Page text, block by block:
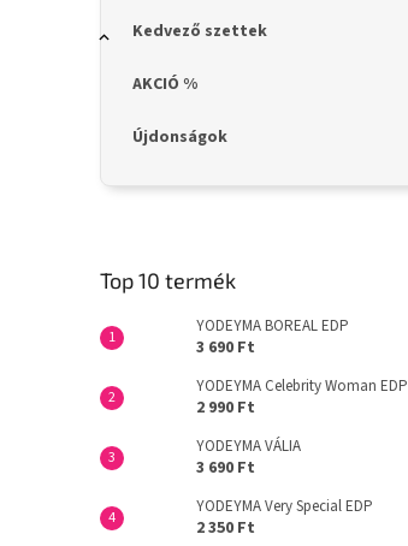
Kedvező szettek
AKCIÓ %
Újdonságok
Top 10 termék
YODEYMA BOREAL EDP
3 690 Ft
YODEYMA Celebrity Woman EDP
2 990 Ft
YODEYMA VÁLIA
3 690 Ft
YODEYMA Very Special EDP
2 350 Ft